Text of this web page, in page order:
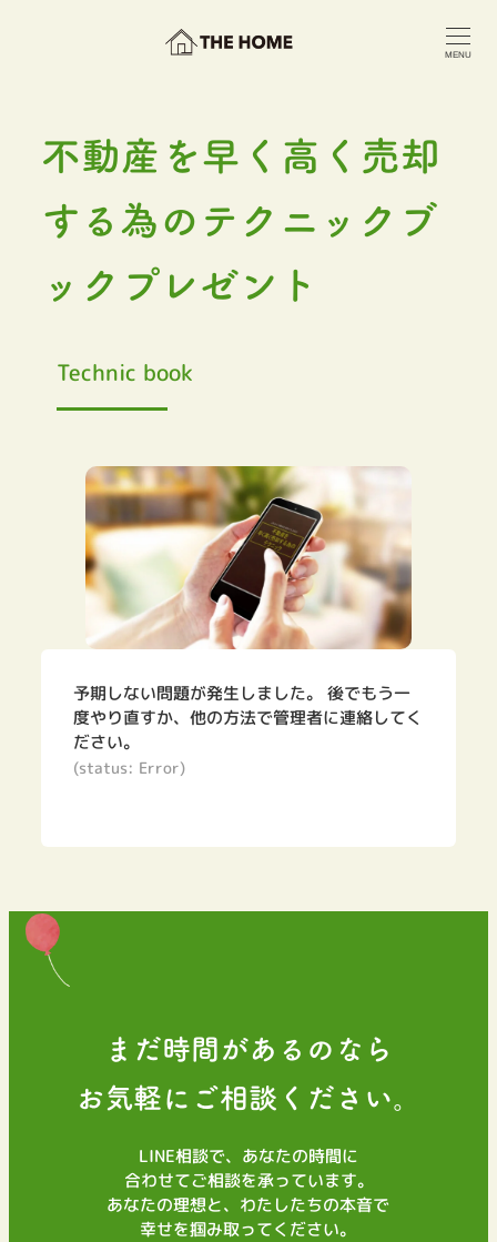
MENU
不動産を早く高く売却
する為のテクニックブ
ックプレゼント
Technic book
予期しない問題が発生しました。 後でもう一
度やり直すか、他の方法で管理者に連絡してく
ださい。
(status: Error)
まだ時間があるのなら
お気軽にご相談ください。
LINE相談で、あなたの時間に
合わせてご相談を承っています。
あなたの理想と、わたしたちの本音で
幸せを掴み取ってください。